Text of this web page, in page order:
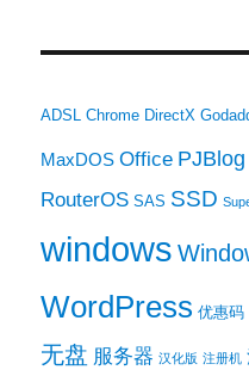
ADSL Chrome DirectX
MaxDOS Office PJBlog
RouterOS SAS SSD
windows
WordPress 优惠码
无盘 服务器 汉化版 注册机